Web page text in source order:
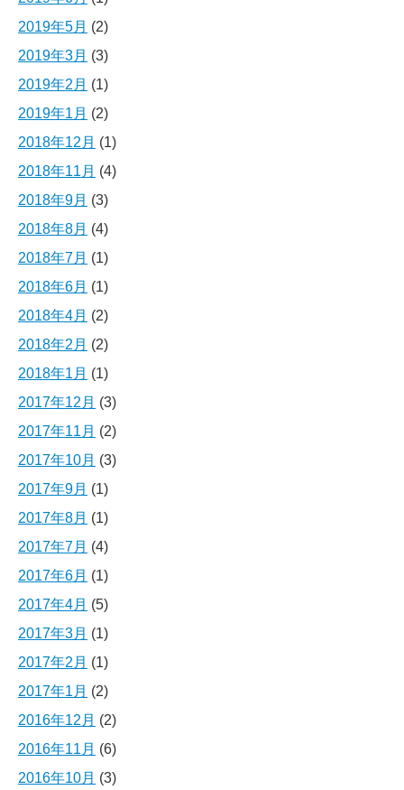
2019年5月 (2)
2019年3月 (3)
2019年2月 (1)
2019年1月 (2)
2018年12月 (1)
2018年11月 (4)
2018年9月 (3)
2018年8月 (4)
2018年7月 (1)
2018年6月 (1)
2018年4月 (2)
2018年2月 (2)
2018年1月 (1)
2017年12月 (3)
2017年11月 (2)
2017年10月 (3)
2017年9月 (1)
2017年8月 (1)
2017年7月 (4)
2017年6月 (1)
2017年4月 (5)
2017年3月 (1)
2017年2月 (1)
2017年1月 (2)
2016年12月 (2)
2016年11月 (6)
2016年10月 (3)